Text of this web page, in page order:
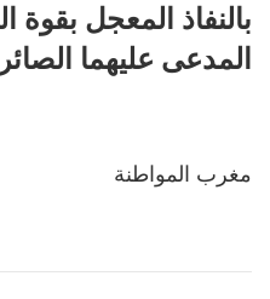
بالنفاذ المعجل بقوة
المدعى عليهما
مغرب المواطنة